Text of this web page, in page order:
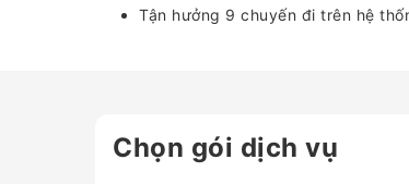
Tận hưởng 9 chuyến đi trên hệ
Chọn gói dịch vụ